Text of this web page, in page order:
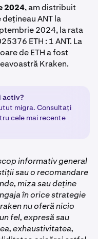
2024, am distribuit
ANT la
2024, la rata
ETH : 1 ANT. La
de ETH a fost
Kraken.
activ?
migra. Consultați
cele mai recente
informativ general
sau o recomandare
miza sau deține
în orice strategie
nu oferă nicio
fel, expresă sau
exhaustivitatea,